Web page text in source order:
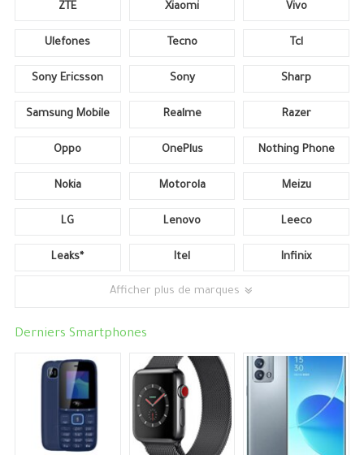
ZTE Xiaomi Vivo
Ulefones Tecno Tcl
Sony Ericsson Sony Sharp
Samsung Mobile Realme Razer
Oppo OnePlus Nothing Phone
Nokia Motorola Meizu
LG Lenovo Leeco
Leaks* Itel Infinix
Afficher plus de marques
Derniers Smartphones